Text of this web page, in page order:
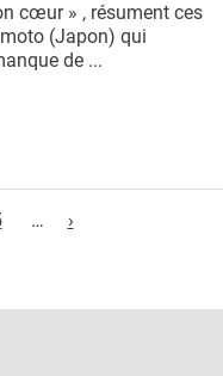
cœur » , résument ces
(Japon) qui
de ...
… ›